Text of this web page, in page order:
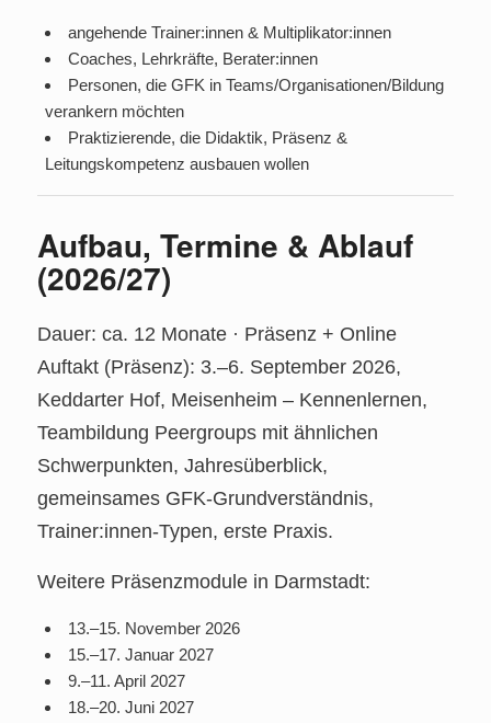
angehende Trainer:innen & Multiplikator:innen
Coaches, Lehrkräfte, Berater:innen
Personen, die GFK in Teams/Organisationen/Bildung
verankern möchten
Praktizierende, die Didaktik, Präsenz &
Leitungskompetenz ausbauen wollen
Aufbau, Termine & Ablauf
(2026/27)
Dauer: ca. 12 Monate · Präsenz + Online
Auftakt (Präsenz): 3.–6. September 2026,
Keddarter Hof, Meisenheim – Kennenlernen,
Teambildung Peergroups mit ähnlichen
Schwerpunkten, Jahresüberblick,
gemeinsames GFK‑Grundverständnis,
Trainer:innen‑Typen, erste Praxis.
Weitere Präsenzmodule in Darmstadt:
13.–15. November 2026
15.–17. Januar 2027
9.–11. April 2027
18.–20. Juni 2027